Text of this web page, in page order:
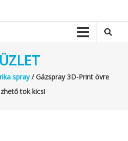
ÜZLET
spray/ Gázspray 3D-Print övre
tok kicsi